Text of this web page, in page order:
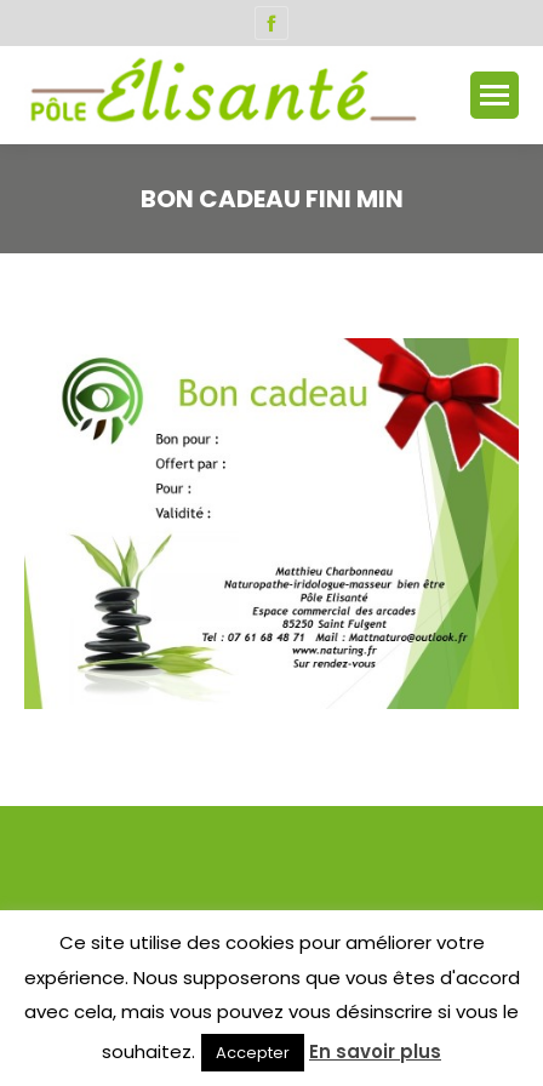
opens
in
window
BON CADEAU FINI MIN
Ce site utilise des cookies pour améliorer votre
expérience. Nous supposerons que vous êtes d'accord
avec cela, mais vous pouvez vous désinscrire si vous le
souhaitez.
Accepter En savoir plus